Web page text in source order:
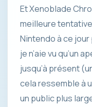
Et Xenoblade
meilleure
Nintendo à ce
je n’aie vu qu’un
jusqu’à présent
cela ressemble à
un public plus